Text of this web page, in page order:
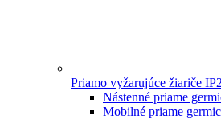
Priamo vyžarujúce žiariče
Nástenné priame
Mobilné priame